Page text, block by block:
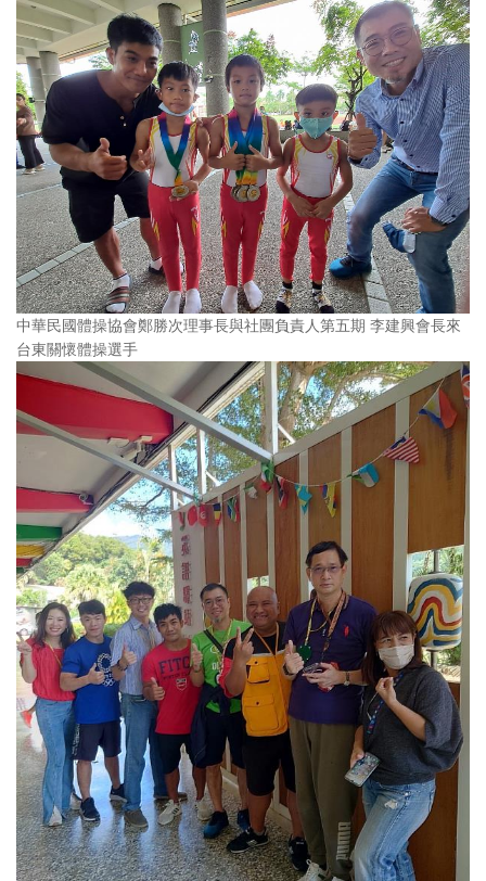
中華民國體操協會鄭勝次理事長與社團負責人第五期 李建興會長來
台東關懷體操選手